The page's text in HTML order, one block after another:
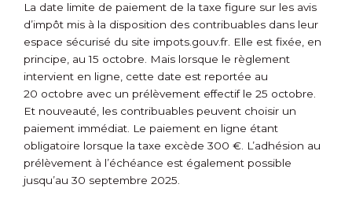
La date limite de paiement de la taxe figure sur les avis
d’impôt mis à la disposition des contribuables dans leur
espace sécurisé du site impots.gouv.fr. Elle est fixée, en
principe, au 15 octobre. Mais lorsque le règlement
intervient en ligne, cette date est reportée au
20 octobre avec un prélèvement effectif le 25 octobre.
Et nouveauté, les contribuables peuvent choisir un
paiement immédiat. Le paiement en ligne étant
obligatoire lorsque la taxe excède 300 €. L’adhésion au
prélèvement à l’échéance est également possible
jusqu’au 30 septembre 2025.